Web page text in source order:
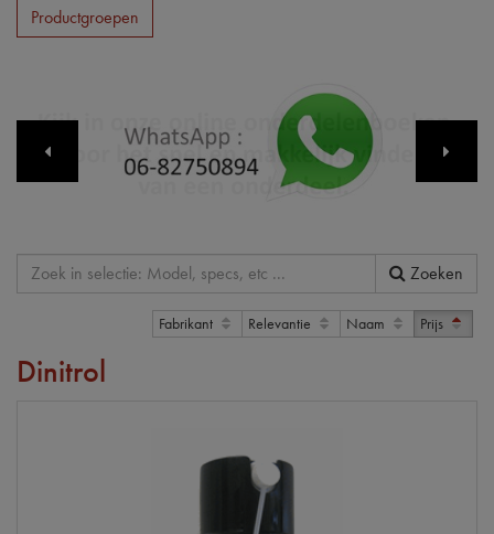
Productgroepen
Zoeken
Fabrikant Relevantie Naam Prijs
Dinitrol